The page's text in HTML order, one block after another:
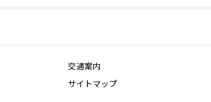
交通案内
サイトマップ